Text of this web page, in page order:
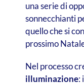
una serie di
sonnecchianti
quello che si
prossimo
Nel processo
illuminazione: